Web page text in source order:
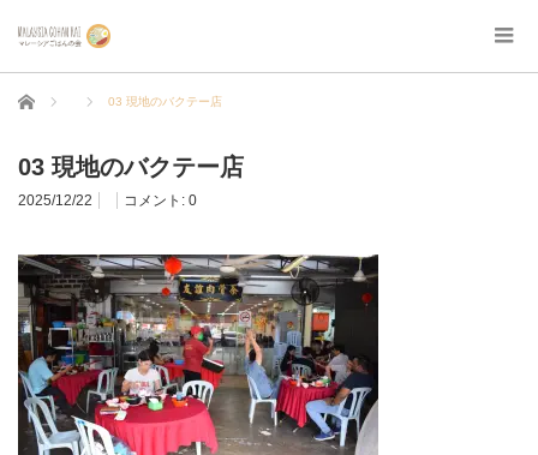
ホーム 03 現地のバクテー店
03 現地のバクテー店
2025/12/22 コメント: 0